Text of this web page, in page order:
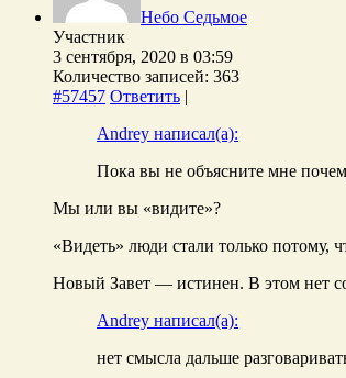
Небо Седьмое
Участник
3 сентября, 2020 в 03:59
Количество записей: 363
#57457 Ответить |
Andrey написал(а):
Пока вы не объясните мне
Мы или вы «видите»?
«Видеть» люди стали только потому,
Новый Завет — истинен. В этом нет
Andrey написал(а):
нет смысла дальше